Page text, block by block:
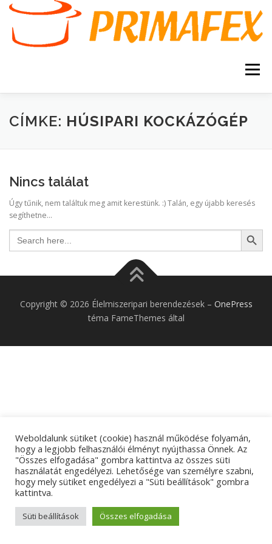
Tovább
tartalomhoz
Menü
KEZDŐOLDAL KAPCSOLAT TERMÉKEK
VÁSÁRLÁSI FELTÉTELEK
CÍMKE: HÚSIPARI KOCKÁZÓGÉP
Nincs találat
Úgy tűnik, nem találtuk meg amit kerestünk. :) Talán, egy újabb keresés
segíthetne...
Search
for:
Search Button
Copyright © 2026 Élelmiszeripari berendezések – OnePress
téma FameThemes által
Weboldalunk sütiket (cookie) használ működése folyamán,
hogy a legjobb felhasználói élményt nyújthassa Önnek. Az
"Összes elfogadása" gombra kattintva az összes süti
használatát engedélyezi. Lehetősége van személyre szabni,
hogy mely sütiket engedélyezi a "Süti beállítások" gombra
kattintva.
Süti beállítások Összes elfogadása